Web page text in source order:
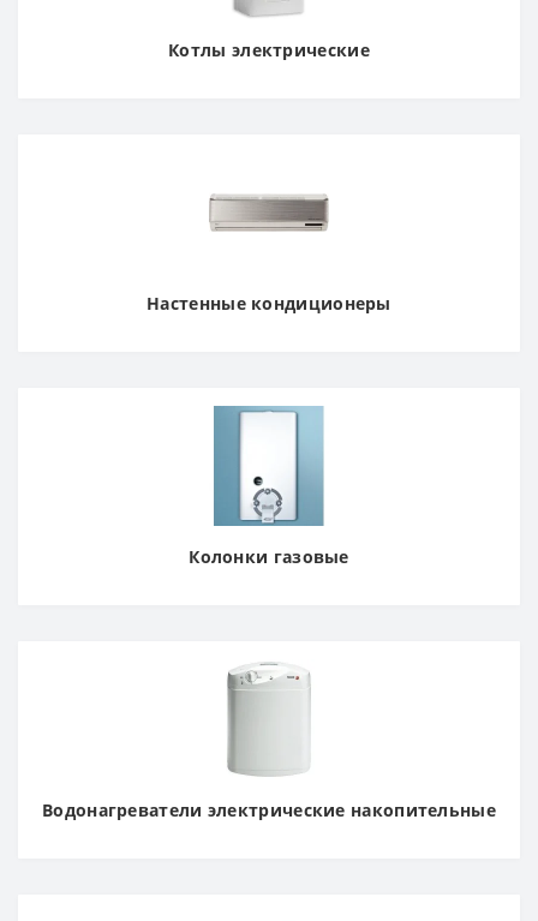
Котлы электрические
Настенные кондиционеры
Колонки газовые
Водонагреватели электрические накопительные